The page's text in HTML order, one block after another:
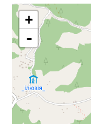
+
-